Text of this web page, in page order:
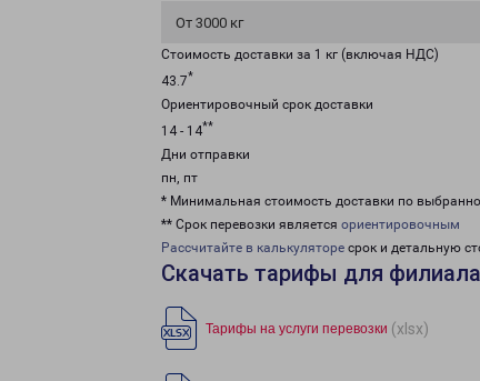
От 3000 кг
Стоимость доставки за 1 кг (включая НДС)
43.7*
Ориентировочный срок доставки
14 - 14**
Дни отправки
пн, пт
* Минимальная стоимость доставки по
** Срок перевозки является ориентировочным
Рассчитайте в калькуляторе срок и детальную
Скачать тарифы для
Тарифы на услуги перевозки (xlsx)